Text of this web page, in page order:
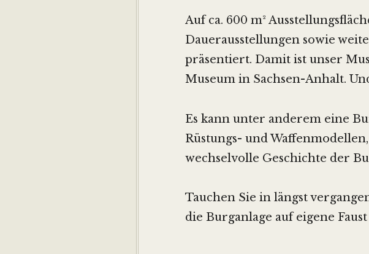
Auf ca. 600 m²
Dauerausstellungen sowie
präsentiert. Damit ist unser
Museum in Sachsen-Anhalt.
Es kann unter anderem eine
Rüstungs- und
wechselvolle Geschichte der
Tauchen Sie in längst
die Burganlage auf eigene